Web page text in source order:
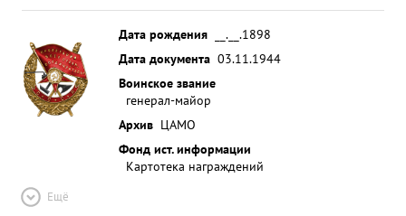
Дата рождения
__.__.1898
Дата документа 03.11.1944
Воинское звание
генерал-майор
Архив ЦАМО
Фонд ист. информации
Картотека награждений
Ещё